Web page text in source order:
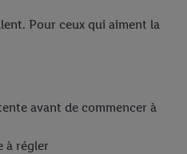
Pour ceux qui aiment la
avant de commencer à
à régler